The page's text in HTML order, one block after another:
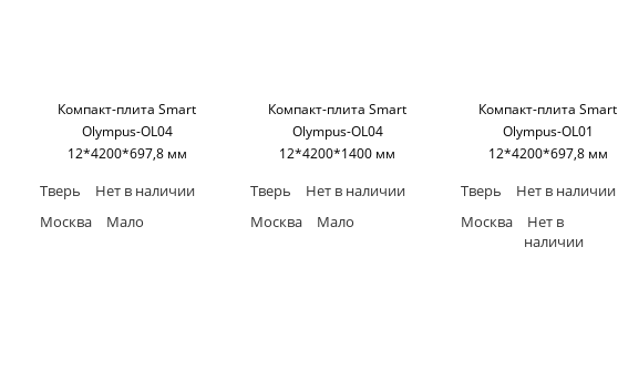
Компакт-плита Smart
Olympus-OL04
12*4200*697,8 мм
основание) SM'art
Тверь
Нет в наличии
Москва
Мало
Компакт-плита Smart
Olympus-OL04
12*4200*1400 мм
основание) SM'art
Тверь
Нет в наличии
Москва
Мало
Компакт-плита Smart
Olympus-OL01
12*4200*697,8 мм
основание) SM'art
Тверь
Нет в наличии
Москва
Нет в
наличии